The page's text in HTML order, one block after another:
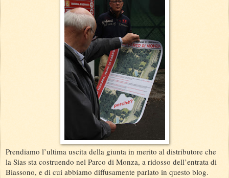
Prendiamo l’ultima uscita della giunta in merito al distributore che
la Sias sta costruendo nel Parco di Monza, a ridosso dell’entrata di
Biassono, e di cui abbiamo diffusamente parlato in questo blog.